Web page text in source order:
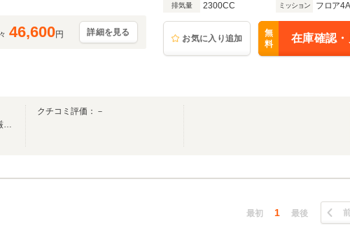
46,600円 詳細を見る
排気量 2300CC ミッション フロア
お気に入り追加
無
料
在庫確認
本店＆Black Squareにて在庫を展示しております。厳選中古車展示中！！
クチコミ評価：－
最初 1 最後